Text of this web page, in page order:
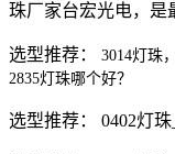
珠厂家台宏光电，是
选型推荐： 3014灯珠
2835灯珠哪个好？
选型推荐： 0402灯珠